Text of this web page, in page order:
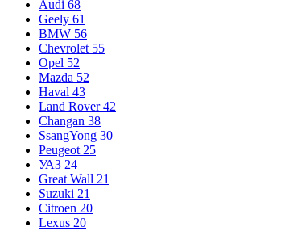
Audi 68
Geely 61
BMW 56
Chevrolet 55
Opel 52
Mazda 52
Haval 43
Land Rover 42
Changan 38
SsangYong 30
Peugeot 25
УАЗ 24
Great Wall 21
Suzuki 21
Citroen 20
Lexus 20